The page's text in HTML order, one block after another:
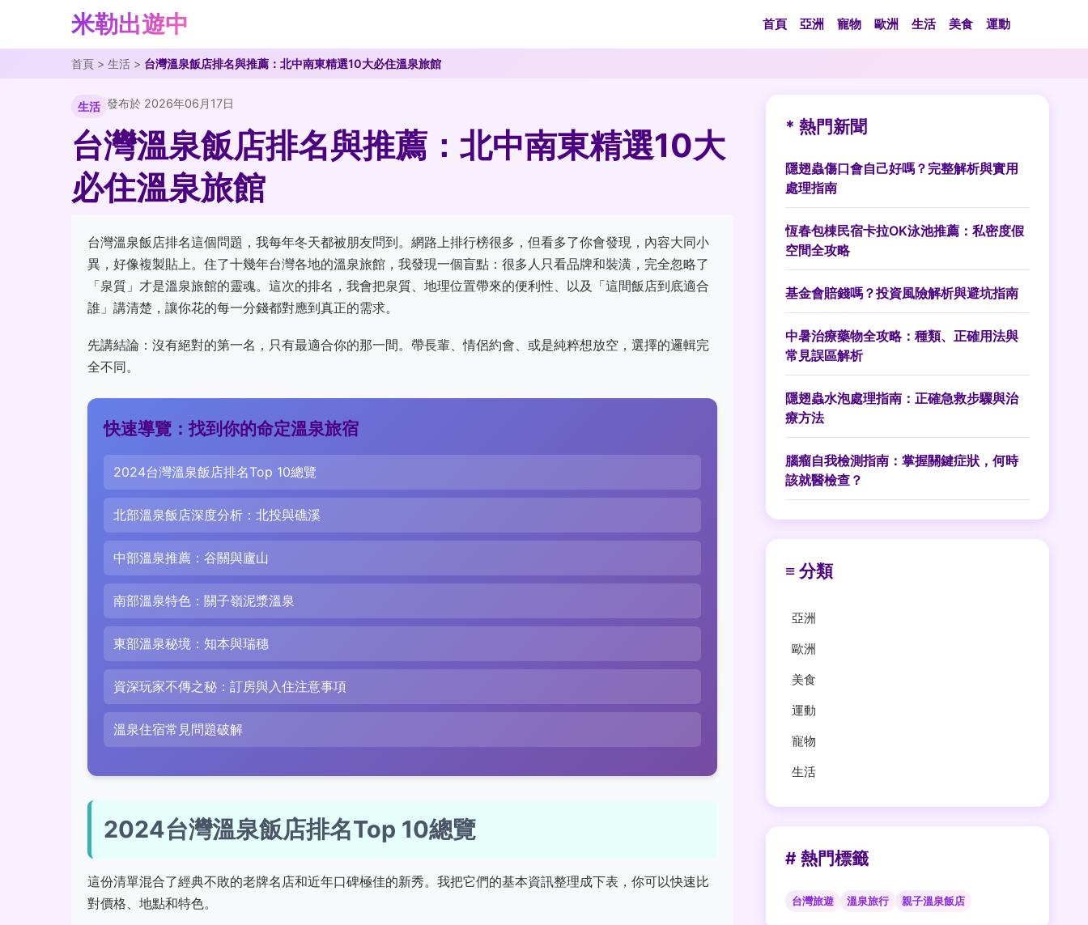
米勒出遊中 首頁 亞洲 寵物 歐洲 生活 美食 運動
首頁 > 生活 > 台灣溫泉飯店排名與推薦：北中南東精選10大必住溫泉旅館
生活 發布於 2026年06月17日
台灣溫泉飯店排名與推薦：北中南東精選10大
必住溫泉旅館
台灣溫泉飯店排名這個問題，我每年冬天都被朋友問到。網路上排行榜很多，但看多了你會發現，內容大同小
異，好像複製貼上。住了十幾年台灣各地的溫泉旅館，我發現一個盲點：很多人只看品牌和裝潢，完全忽略了
「泉質」才是溫泉旅館的靈魂。這次的排名，我會把泉質、地理位置帶來的便利性、以及「這間飯店到底適合
誰」講清楚，讓你花的每一分錢都對應到真正的需求。
先講結論：沒有絕對的第一名，只有最適合你的那一間。帶長輩、情侶約會、或是純粹想放空，選擇的邏輯完
全不同。
快速導覽：找到你的命定溫泉旅宿
2024台灣溫泉飯店排名Top 10總覽
北部溫泉飯店深度分析：北投與礁溪
中部溫泉推薦：谷關與廬山
南部溫泉特色：關子嶺泥漿溫泉
東部溫泉秘境：知本與瑞穗
資深玩家不傳之秘：訂房與入住注意事項
溫泉住宿常見問題破解
2024台灣溫泉飯店排名Top 10總覽
這份清單混合了經典不敗的老牌名店和近年口碑極佳的新秀。我把它們的基本資訊整理成下表，你可以快速比
對價格、地點和特色。
* 熱門新聞
隱翅蟲傷口會自己好嗎？完整解析與實用
處理指南
恆春包棟民宿卡拉OK泳池推薦：私密度假
空間全攻略
基金會賠錢嗎？投資風險解析與避坑指南
中暑治療藥物全攻略：種類、正確用法與
常見誤區解析
隱翅蟲水泡處理指南：正確急救步驟與治
療方法
腦瘤自我檢測指南：掌握關鍵症狀，何時
該就醫檢查？
≡ 分類
亞洲
歐洲
美食
運動
寵物
生活
# 熱門標籤
台灣旅遊 溫泉旅行 親子溫泉飯店